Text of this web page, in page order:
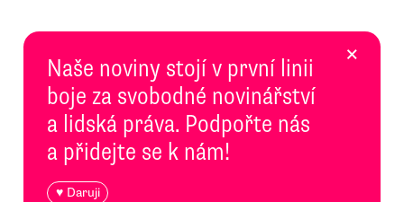
Naše noviny stojí v první linii
boje za svobodné novinářství
a lidská práva. Podpořte nás
a přidejte se k nám!
♥ Daruji
×